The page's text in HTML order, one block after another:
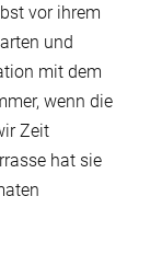
vor ihrem
und
mit dem
wenn die
Zeit
hat sie